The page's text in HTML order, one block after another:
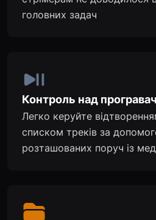
головних задач
Контроль над
Легко керуйте
списком треків за
розташованих поруч із